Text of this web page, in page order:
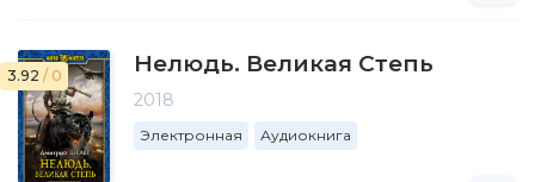
3.92 / 0 Нелюдь. Великая Степь
2018
Электронная Аудиокнига